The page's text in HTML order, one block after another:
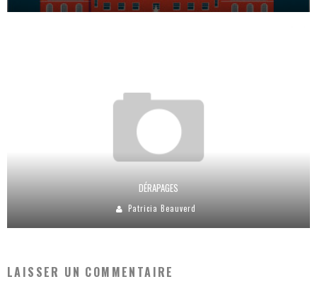
DÉRAPAGES
Patricia Beauverd
LAISSER UN COMMENTAIRE